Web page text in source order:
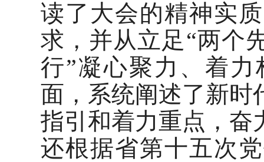
读了大会的精神实
求，并从立足“两个
行”凝心聚力、着
面，系统阐述了新时
指引和着力重点，奋
还根据省第十五次